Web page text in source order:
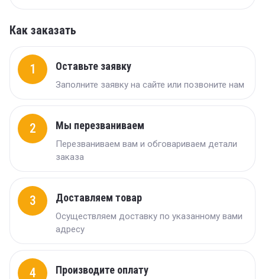
Как заказать
1 Оставьте заявку
Заполните заявку на сайте или позвоните нам
2 Мы перезваниваем
Перезваниваем вам и обговариваем детали
заказа
3 Доставляем товар
Осуществляем доставку по указанному вами
адресу
4 Производите оплату